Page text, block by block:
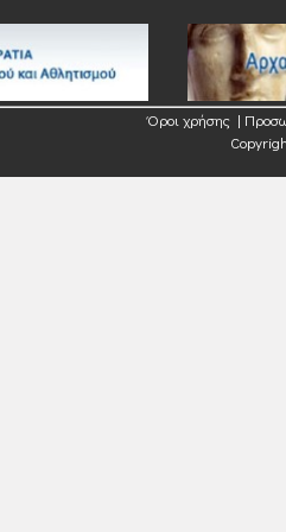
Όροι χρήσης|